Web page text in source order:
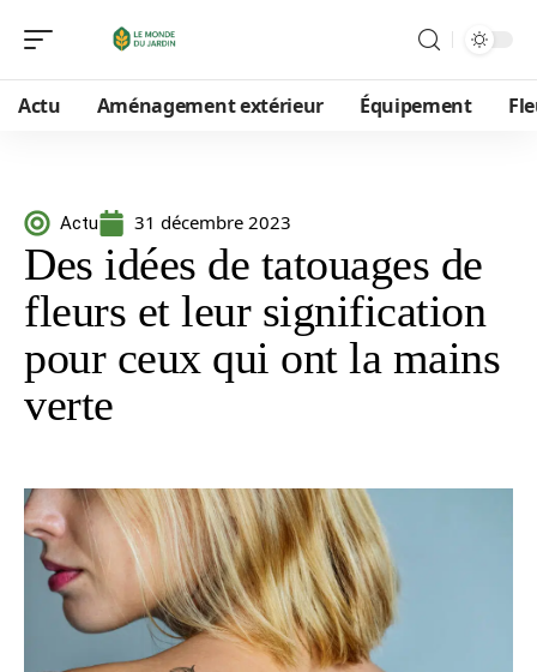
Actu Aménagement extérieur Équipement
Actu 31 décembre 2023
Des idées de tatouages de
fleurs et leur signification
pour ceux qui ont la mains
verte